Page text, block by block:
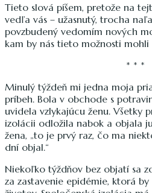
Tieto slová píšem, pretože na
vedľa vás – užasnutý, trocha
povzbudený vedomím nových
kam by nás tieto možnosti mohli
* * *
Minulý týždeň mi jedna moja
príbeh. Bola v obchode s
uvidela vzlykajúcu ženu. Všetky
izolácii odložila nabok a objala
žena, „to je prvý raz, čo ma
dní objal.“
Niekoľko týždňov bez objatí sa
za zastavenie epidémie, ktorá